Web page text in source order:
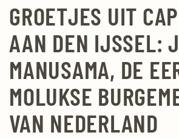
GROETJES UIT
AAN DEN IJSSEL:
MANUSAMA, DE
MOLUKSE
VAN NEDERLAND